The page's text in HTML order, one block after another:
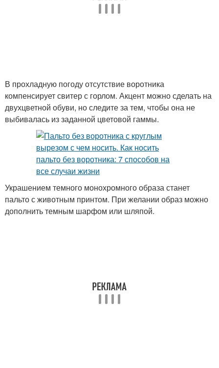
В прохладную погоду отсутствие воротника
компенсирует свитер с горлом. Акцент можно сделать на
двухцветной обуви, но следите за тем, чтобы она не
выбивалась из заданной цветовой гаммы.
Украшением темного монохромного образа станет
пальто с животным принтом. При желании образ можно
дополнить темным шарфом или шляпой.